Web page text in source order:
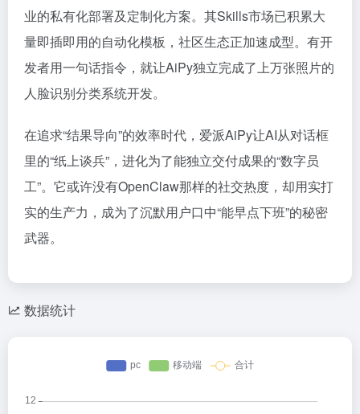
业的私有化部署及定制化方案。其Skills市场已积累大
量即插即用的自动化模板，社区生态正加速成型。有开
发者用一句话指令，就让AiPy独立完成了上万张照片的
人脸识别分类系统开发。
在追求“结果导向”的效率时代，爱派AiPy让AI从对话框
里的“纸上谈兵”，进化为了能独立交付成果的“数字员
工”。它或许没有OpenClaw那样的社交热度，却用实打
实的生产力，成为了沉默用户口中“能早点下班”的秘密
武器。
数据统计